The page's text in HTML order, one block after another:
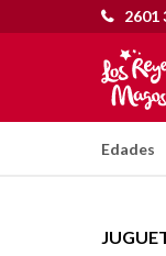
Edades
2601